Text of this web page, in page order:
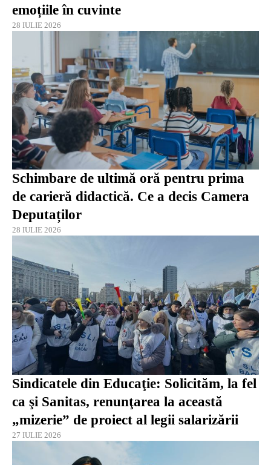
emoțiile în cuvinte
28 IULIE 2026
Schimbare de ultimă oră pentru prima
de carieră didactică. Ce a decis Camera
Deputaților
28 IULIE 2026
Sindicatele din Educaţie: Solicităm, la fel
ca şi Sanitas, renunţarea la această
„mizerie” de proiect al legii salarizării
27 IULIE 2026